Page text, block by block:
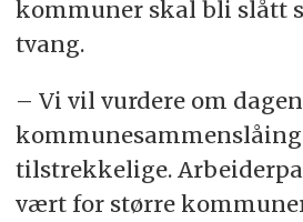
kommuner skal bli slått
tvang.
– Vi vil vurdere om
tilstrekkelige.
vært for større